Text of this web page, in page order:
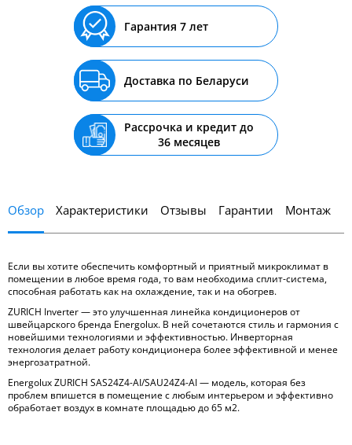
Гарантия 7 лет
Доставка по Беларуси
Рассрочка и кредит до
36 месяцев
Обзор Характеристики Отзывы Гарантии Монтаж
Если вы хотите обеспечить комфортный и приятный микроклимат в
помещении в любое время года, то вам необходима сплит-система,
способная работать как на охлаждение, так и на обогрев.
ZURICH Inverter — это улучшенная линейка кондиционеров от
швейцарского бренда Energolux. В ней сочетаются стиль и гармония с
новейшими технологиями и эффективностью. Инверторная
технология делает работу кондиционера более эффективной и менее
энергозатратной.
Energolux ZURICH SAS24Z4-AI/SAU24Z4-AI — модель, которая без
проблем впишется в помещение с любым интерьером и эффективно
обработает воздух в комнате площадью до 65 м2.